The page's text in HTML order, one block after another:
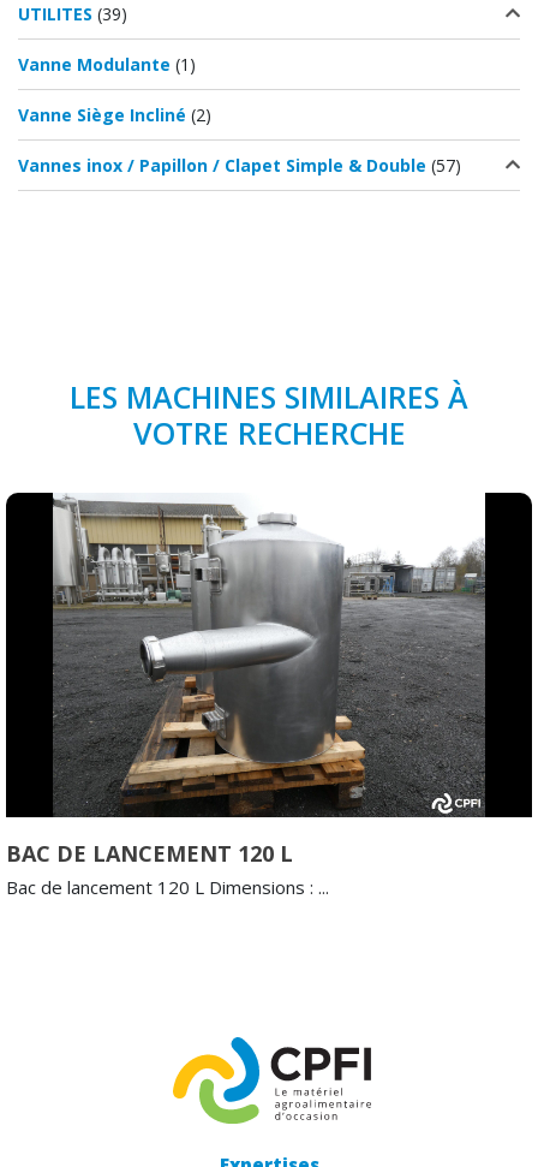
UTILITES (39)
Vanne Modulante (1)
Vanne Siège Incliné (2)
Vannes inox / Papillon / Clapet Simple & Double (57)
LES MACHINES SIMILAIRES À
VOTRE RECHERCHE
BAC DE LANCEMENT 120 L
Bac de lancement 120 L Dimensions : ...